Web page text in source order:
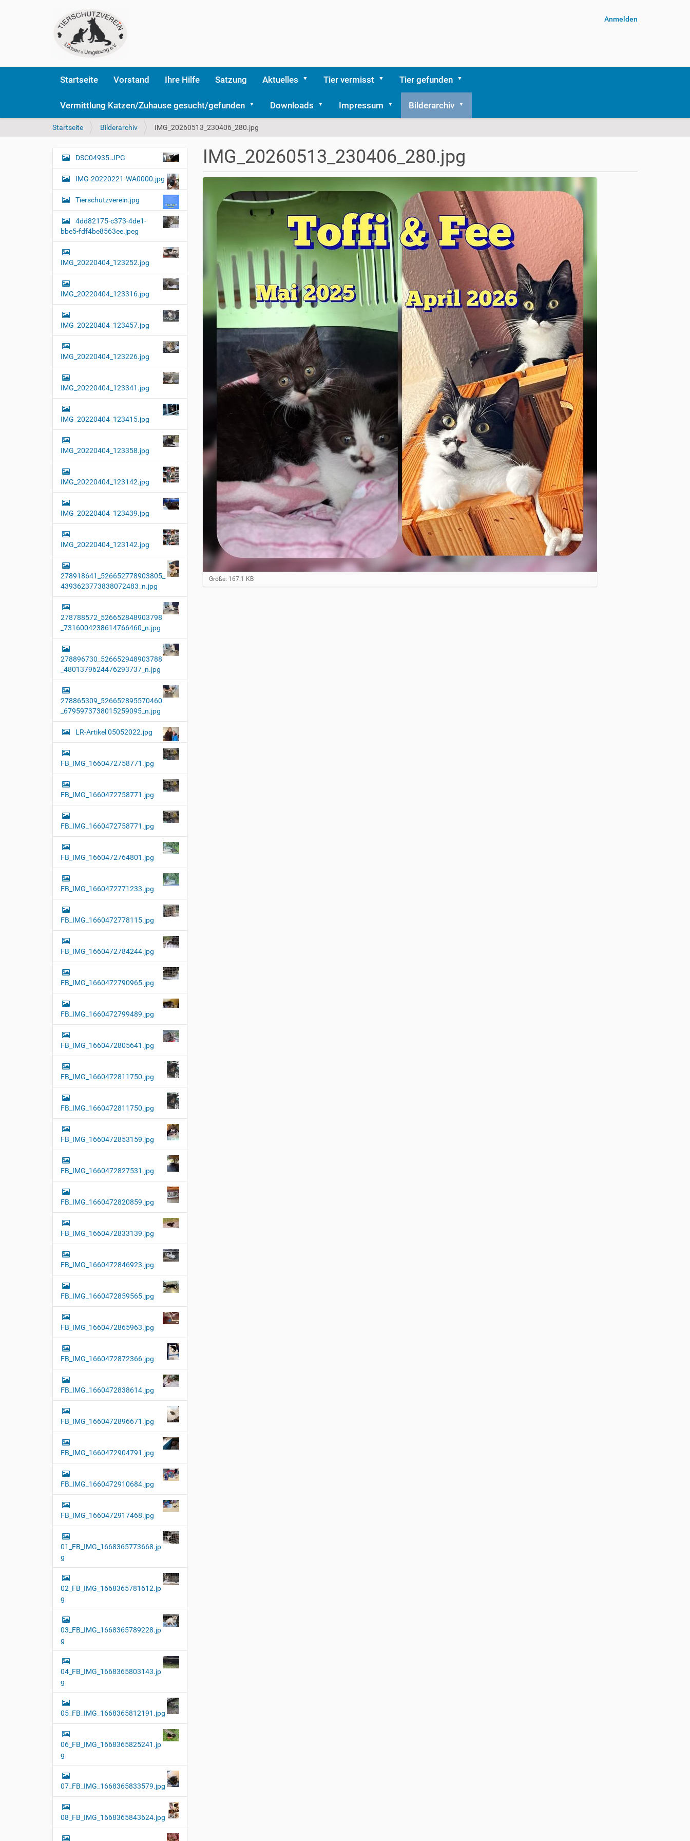
Anmelden
Startseite Vorstand Ihre Hilfe Satzung Aktuelles Tier vermisst Tier gefunden
Vermittlung Katzen/Zuhause gesucht/gefunden Downloads Impressum Bilderarchiv
S
e
i
d
i
Startseite Bilderarchiv IMG_20260513_230406_280.jpg
IMG_20260513_230406_280.jpg
Z
e
Größe: 167.1 KB
N
i
g
a
t
i
o
n
DSC04935.JPG
IMG-20220221-WA0000.jpg
Tierschutzverein.jpg
4dd82175-c373-4de1-
bbe5-fdf4be8563ee.jpeg
IMG_20220404_123252.jpg
IMG_20220404_123316.jpg
IMG_20220404_123457.jpg
IMG_20220404_123226.jpg
IMG_20220404_123341.jpg
IMG_20220404_123415.jpg
IMG_20220404_123358.jpg
IMG_20220404_123142.jpg
IMG_20220404_123439.jpg
IMG_20220404_123142.jpg
278918641_526652778903805_
4393623773838072483_n.jpg
278788572_526652848903798
_7316004238614766460_n.jpg
278896730_526652948903788
_4801379624476293737_n.jpg
278865309_526652895570460
_6795973738015259095_n.jpg
LR-Artikel 05052022.jpg
FB_IMG_1660472758771.jpg
FB_IMG_1660472758771.jpg
FB_IMG_1660472758771.jpg
FB_IMG_1660472764801.jpg
FB_IMG_1660472771233.jpg
FB_IMG_1660472778115.jpg
FB_IMG_1660472784244.jpg
FB_IMG_1660472790965.jpg
FB_IMG_1660472799489.jpg
FB_IMG_1660472805641.jpg
FB_IMG_1660472811750.jpg
FB_IMG_1660472811750.jpg
FB_IMG_1660472853159.jpg
FB_IMG_1660472827531.jpg
FB_IMG_1660472820859.jpg
FB_IMG_1660472833139.jpg
FB_IMG_1660472846923.jpg
FB_IMG_1660472859565.jpg
FB_IMG_1660472865963.jpg
FB_IMG_1660472872366.jpg
FB_IMG_1660472838614.jpg
FB_IMG_1660472896671.jpg
FB_IMG_1660472904791.jpg
FB_IMG_1660472910684.jpg
FB_IMG_1660472917468.jpg
01_FB_IMG_1668365773668.jp
g
02_FB_IMG_1668365781612.jp
g
03_FB_IMG_1668365789228.jp
g
04_FB_IMG_1668365803143.jp
g
05_FB_IMG_1668365812191.jpg
06_FB_IMG_1668365825241.jp
g
07_FB_IMG_1668365833579.jpg
08_FB_IMG_1668365843624.jpg